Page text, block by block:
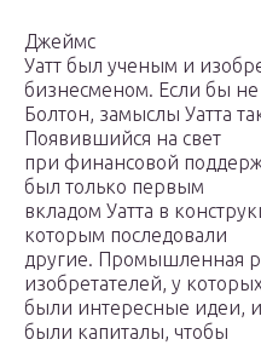
Джеймс
Уатт был ученым и
бизнесменом. Если бы
Болтон, замыслы Уатта
Появившийся на свет
при финансовой
был только первым
вкладом Уатта в
которым последовали
другие. Промышленная
изобретателей, у которых
были интересные идеи,
были капиталы, чтобы